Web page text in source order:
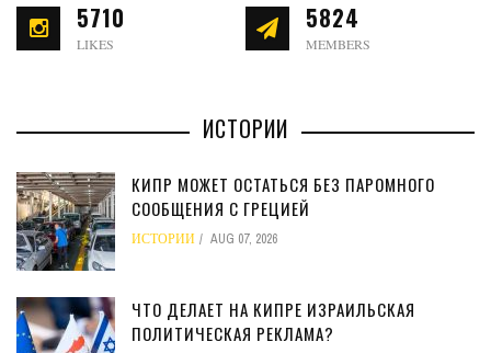
5710
LIKES
5824
MEMBERS
ИСТОРИИ
КИПР МОЖЕТ ОСТАТЬСЯ БЕЗ ПАРОМНОГО
СООБЩЕНИЯ С ГРЕЦИЕЙ
ИСТОРИИ AUG 07, 2026
ЧТО ДЕЛАЕТ НА КИПРЕ ИЗРАИЛЬСКАЯ
ПОЛИТИЧЕСКАЯ РЕКЛАМА?